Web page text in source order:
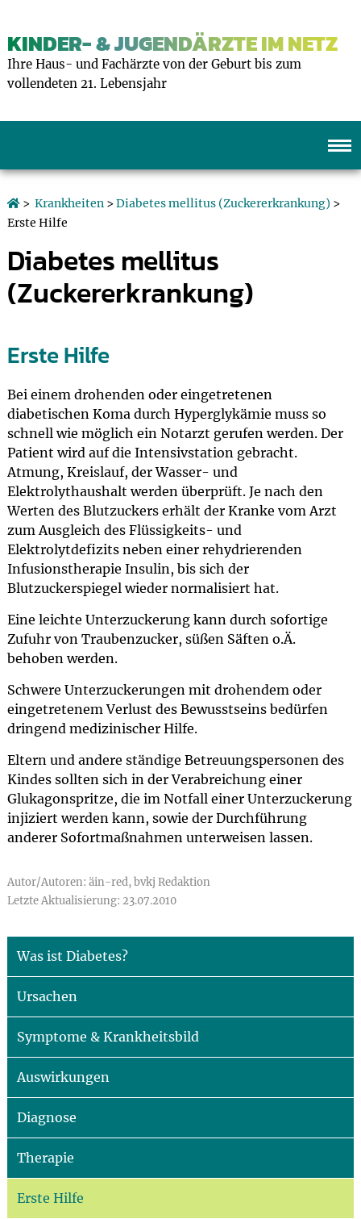
KINDER- & JUGENDÄRZTE IM NETZ
Ihre Haus- und Fachärzte von der Geburt bis zum
vollendeten 21. Lebensjahr
> Krankheiten>Diabetes mellitus (Zuckererkrankung) >
Erste Hilfe
Diabetes mellitus
(Zuckererkrankung)
Erste Hilfe
Bei einem drohenden oder eingetretenen
diabetischen Koma durch Hyperglykämie muss so
schnell wie möglich ein Notarzt gerufen werden. Der
Patient wird auf die Intensivstation gebracht.
Atmung, Kreislauf, der Wasser- und
Elektrolythaushalt werden überprüft. Je nach den
Werten des Blutzuckers erhält der Kranke vom Arzt
zum Ausgleich des Flüssigkeits- und
Elektrolytdefizits neben einer rehydrierenden
Infusionstherapie Insulin, bis sich der
Blutzuckerspiegel wieder normalisiert hat.
Eine leichte Unterzuckerung kann durch sofortige
Zufuhr von Traubenzucker, süßen Säften o.Ä.
behoben werden.
Schwere Unterzuckerungen mit drohendem oder
eingetretenem Verlust des Bewusstseins bedürfen
dringend medizinischer Hilfe.
Eltern und andere ständige Betreuungspersonen des
Kindes sollten sich in der Verabreichung einer
Glukagonspritze, die im Notfall einer Unterzuckerung
injiziert werden kann, sowie der Durchführung
anderer Sofortmaßnahmen unterweisen lassen.
Autor/Autoren: äin-red, bvkj Redaktion
Letzte Aktualisierung: 23.07.2010
Was ist Diabetes?
Ursachen
Symptome & Krankheitsbild
Auswirkungen
Diagnose
Therapie
Erste Hilfe